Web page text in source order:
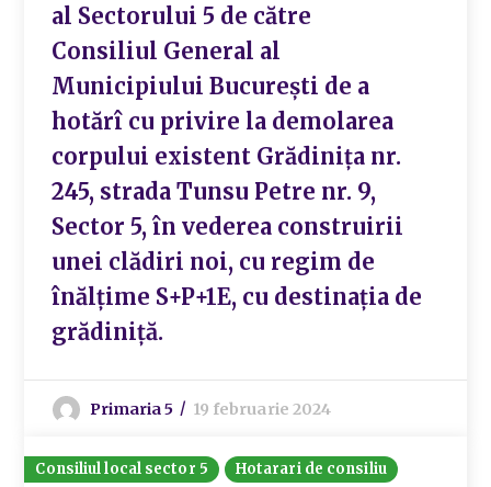
al Sectorului 5 de către
Consiliul General al
Municipiului București de a
hotărî cu privire la demolarea
corpului existent Grădinița nr.
245, strada Tunsu Petre nr. 9,
Sector 5, în vederea construirii
unei clădiri noi, cu regim de
înălțime S+P+1E, cu destinația de
grădiniță.
Primaria 5 19 februarie 2024
Consiliul local sector 5
Hotarari de consiliu